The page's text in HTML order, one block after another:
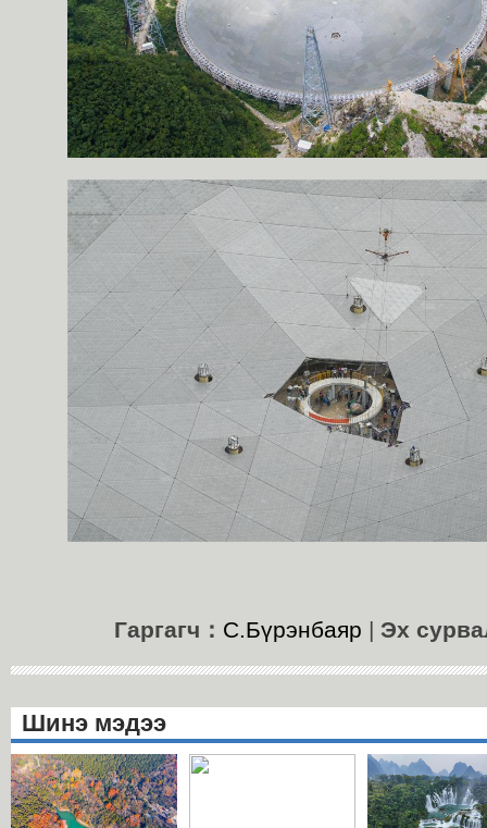
Гаргагч： С.Бүрэнбаяр | Эх
Шинэ мэдээ